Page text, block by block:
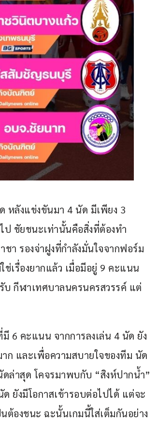
หลังแข่งขันมา 4 นัด มีเพียง 3
ป ชัยชนะเท่านั้นคือสิ่งที่ต้องทำ
า รองจ่าฝูงที่กำลังมั่นใจจากฟอร์ม
เรื่องยากแล้ว เมื่อมีอยู่ 9 คะแนน
บ กีฬาเทศบาลนครนครสวรรค์ แต่
6 คะแนน จากการลงเล่น 4 นัด ยัง
ก และเพื่อความสบายใจของทีม นัด
ล่าสุด โคจรมาพบกับ “สิงห์ปากน้ำ”
ยังมีโอกาสเข้ารอบต่อไปได้ แต่จะ
องชนะ ฉะนั้นเกมนี้ใส่เต็มกันอย่าง